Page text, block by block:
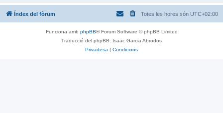
Índex del fòrum Totes les hores són UTC+02:00
Funciona amb phpBB® Forum Software © phpBB Limited
Traducció del phpBB: Isaac Garcia Abrodos
Privadesa | Condicions